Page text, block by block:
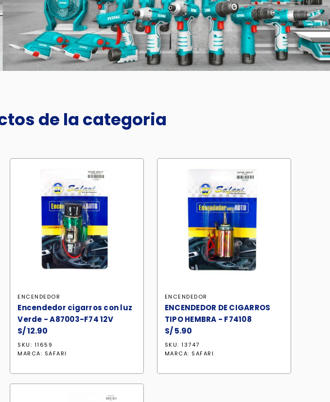
de la categoria
ENCENDEDOR
Encendedor cigarros con luz
Verde - A87003-F74 12V
S/12.90
SKU: 11659
MARCA: SAFARI
ENCENDEDOR
ENCENDEDOR DE CIGARROS
TIPO HEMBRA - F74108
S/5.90
SKU: 13747
MARCA: SAFARI